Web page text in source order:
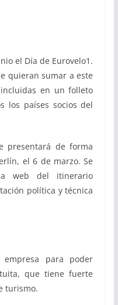
el Día de Eurovelo1.
quieran sumar a este
en un folleto
los países socios del
presentará de forma
el 6 de marzo. Se
web del itinerario
política y técnica
para poder
que tiene fuerte
turismo.